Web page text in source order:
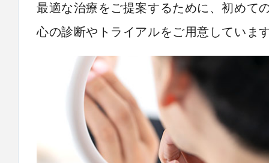
最適な治療をご提案するために、初めて
心の診断やトライアルをご用意していま